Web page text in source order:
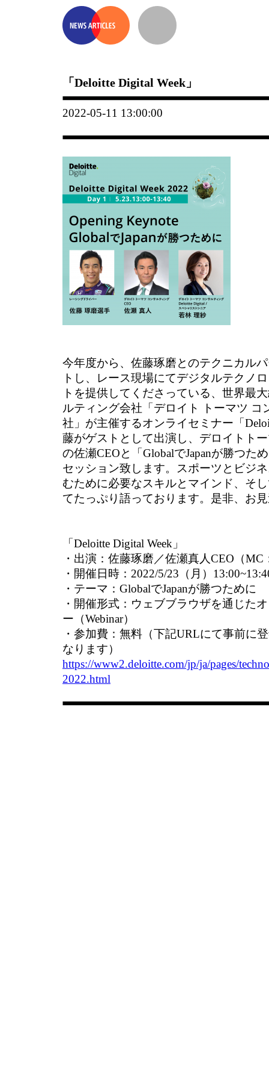
「Deloitte Digital Week」
2022-05-11 13:00:00
今年度から、佐藤琢磨とのテクニカル
トし、レース現場にてデジタルテクノ
トを提供してくださっている、世界最
ルティング会社「デロイト トーマツ コ
社」が主催するオンライセミナー「
藤がゲストとして出演し、デロイトト
の佐瀬CEOと「GlobalでJapanが勝つた
セッション致します。スポーツとビジ
むために必要なスキルとマインド、そ
てたっぷり語っております。是非、お
「Deloitte Digital Week」
・出演：佐藤琢磨／佐瀬真人CEO（MC
・開催日時：2022/5/23（月）
・テーマ：GlobalでJapanが勝つために
・開催形式：ウェブブラウザを通じた
ー（Webinar）
・参加費：無料（下記URLにて事前に
なります）
https://www2.deloitte.com/jp/ja/pages/
2022.html